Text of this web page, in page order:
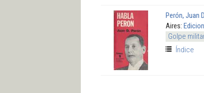
Perón, Juan D
Aires:
Golpe
Índice